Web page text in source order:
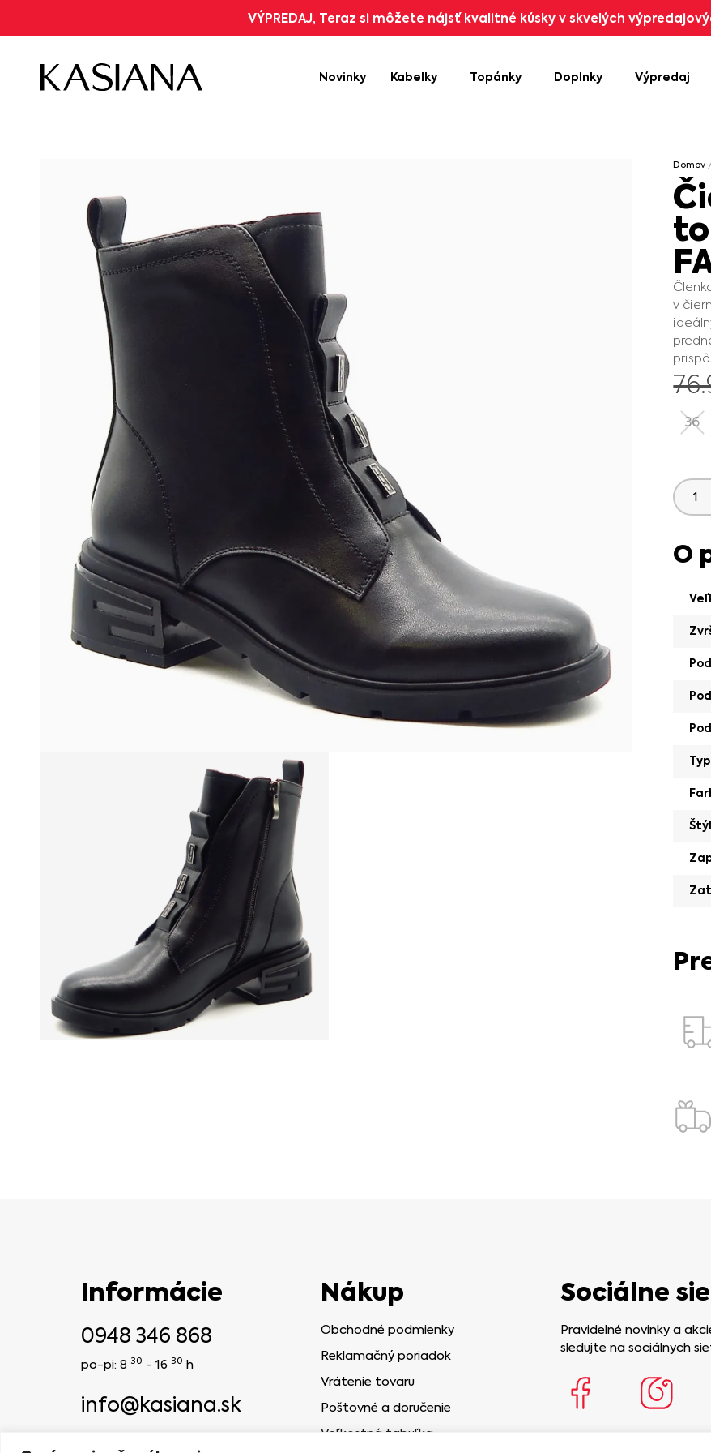
VÝPREDAJ, Teraz si môžete nájsť kvalitné kúsky v skvelých
Novinky Kabelky Topánky Doplnky Výpredaj
Domov
v
36
O
Štýl
Informácie
0948 346 868
po-pi: 8 30 - 16 30 h
info@kasiana.sk
Nákup
Obchodné podmienky
Reklamačný poriadok
Vrátenie tovaru
Poštovné a doručenie
Veľkostná tabuľka
Sociálne
Pravidelné novinky a
sledujte na sociálnych